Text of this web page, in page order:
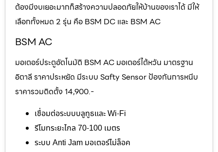
ต้องมีงบเยอะมากก็สร้างความปลอดภัยให้บ้านของเราได้ มีให้
เลือกทั้งหมด 2 รุ่น คือ BSM DC และ BSM AC
BSM AC
มอเตอร์ประตูอัตโนมัติ BSM AC มอเตอร์ไต้หวัน มาตรฐาน
อิตาลี ราคาประหยัด มีระบบ Safty Sensor ป้องกันการหนีบ
ราคารวมติดตั้ง 14,900.-
เชื่อมต่อระบบบลูทูธและ Wi-Fi
รีโมทระยะไกล 70-100 เมตร
ระบบ Anti Jam มอเตอร์ไม่ล็อค